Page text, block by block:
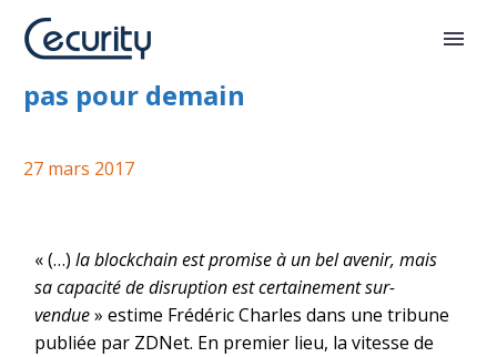
La disruption blockchain n’est
pas pour demain
27 mars 2017
« (…) la blockchain est promise à un bel avenir, mais
sa capacité de disruption est certainement sur-
vendue» estime Frédéric Charles dans une tribune
publiée par ZDNet. En premier lieu, la vitesse de